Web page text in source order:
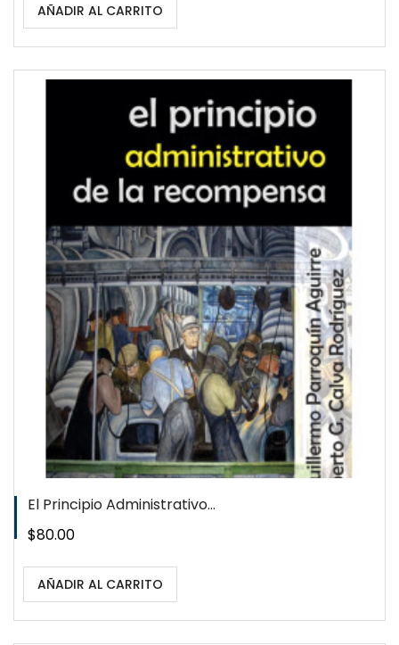
AÑADIR AL CARRITO
El Principio Administrativo...
Precio
$80.00
AÑADIR AL CARRITO